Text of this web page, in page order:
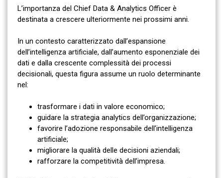
L’importanza del Chief Data & Analytics Officer è
destinata a crescere ulteriormente nei prossimi anni.
In un contesto caratterizzato dall’espansione
dell’intelligenza artificiale, dall’aumento esponenziale dei
dati e dalla crescente complessità dei processi
decisionali, questa figura assume un ruolo determinante
nel:
trasformare i dati in valore economico;
guidare la strategia analytics dell’organizzazione;
favorire l’adozione responsabile dell’intelligenza
artificiale;
migliorare la qualità delle decisioni aziendali;
rafforzare la competitività dell’impresa.